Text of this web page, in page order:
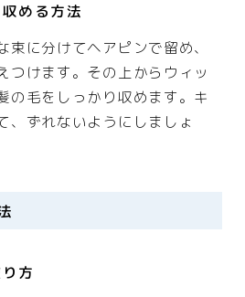
に基づく表記
める方法
束に分けてヘアピンで留め、
つけます。その上からウィッ
の毛をしっかり収めます。キ
、ずれないようにしましょ
方